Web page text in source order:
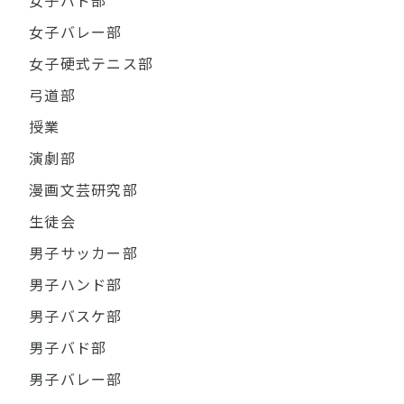
女子バレー部
女子硬式テニス部
弓道部
授業
演劇部
漫画文芸研究部
生徒会
男子サッカー部
男子ハンド部
男子バスケ部
男子バド部
男子バレー部